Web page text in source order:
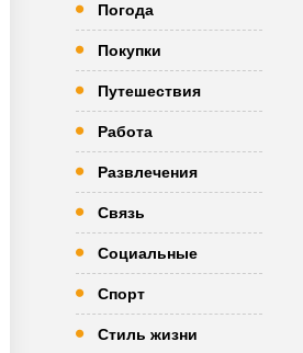
Погода
Покупки
Путешествия
Работа
Развлечения
Связь
Социальные
Спорт
Стиль жизни